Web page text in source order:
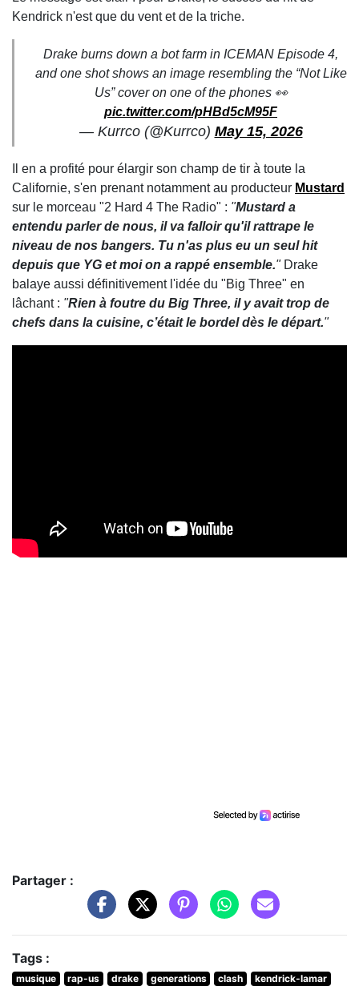
Kendrick n'est que du vent et de la triche.
Drake burns down a bot farm in ICEMAN Episode 4,
and one shot shows an image resembling the “Not Like
Us” cover on one of the phones 👀
pic.twitter.com/pHBd5cM95F
— Kurrco (@Kurrco) May 15, 2026
Il en a profité pour élargir son champ de tir à toute la
Californie, s'en prenant notamment au producteur Mustard
sur le morceau "2 Hard 4 The Radio" : "Mustard a
entendu parler de nous, il va falloir qu'il rattrape le
niveau de nos bangers. Tu n'as plus eu un seul hit
depuis que YG et moi on a rappé ensemble."Drake
balaye aussi définitivement l'idée du "Big Three" en
lâchant : "Rien à foutre du Big Three, il y avait trop de
chefs dans la cuisine, c’était le bordel dès le départ."
Partager :
Tags :
musique rap-us drake generations clash
kendrick-lamar